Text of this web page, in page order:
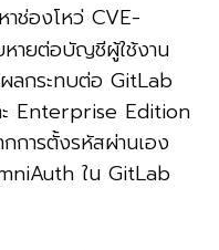
ช่องโหว่ CVE-
หายต่อบัญชีผู้ใช้งาน
ลกระทบต่อ GitLab
Enterprise Edition
การตั้งรหัสผ่านเอง
ใน GitLab